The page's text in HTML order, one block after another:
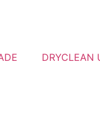
DRYCLEAN